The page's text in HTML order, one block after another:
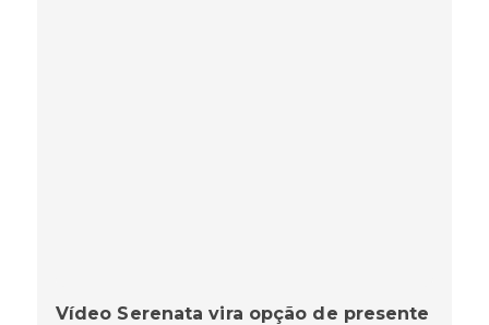
Vídeo Serenata vira opção de presente